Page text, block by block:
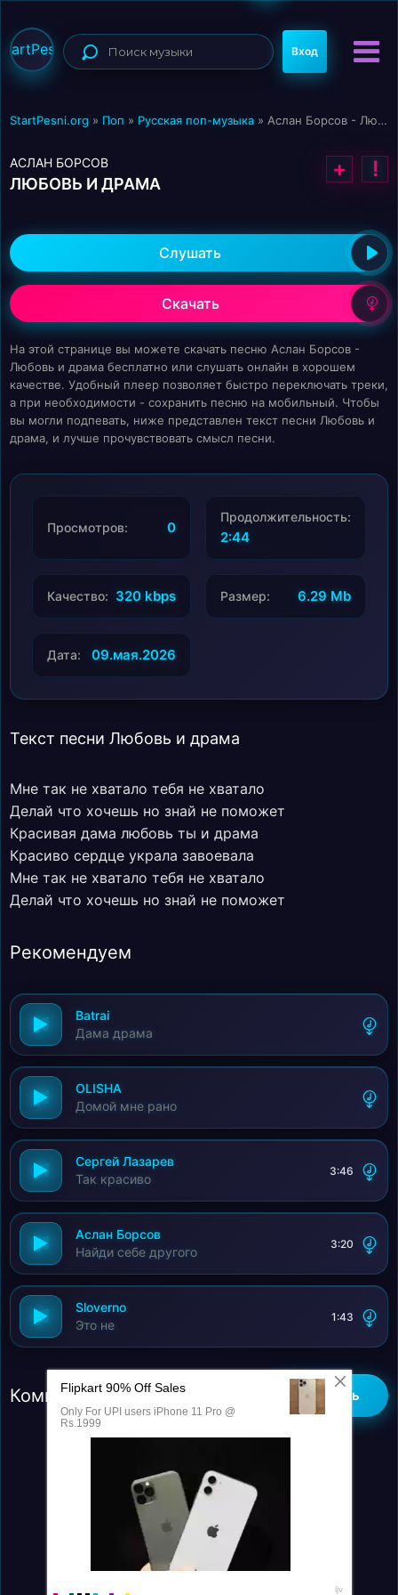
Вход
StartPesni.org » Поп » Русская поп-музыка » Аслан Борсов - Любовь и драма
АСЛАН БОРСОВ
ЛЮБОВЬ И ДРАМА
+ !
Слушать
Скачать
На этой странице вы можете скачать песню Аслан Борсов -
Любовь и драма бесплатно или слушать онлайн в хорошем
качестве. Удобный плеер позволяет быстро переключать треки,
а при необходимости - сохранить песню на мобильный. Чтобы
вы могли подпевать, ниже представлен текст песни Любовь и
драма, и лучше прочувствовать смысл песни.
Просмотров: 0
Продолжительность:
2:44
Качество: 320 kbps Размер: 6.29 Mb
Дата: 09.мая.2026
Текст песни Любовь и драма
Мне так не хватало тебя не хватало
Делай что хочешь но знай не поможет
Красивая дама любовь ты и драма
Красиво сердце украла завоевала
Мне так не хватало тебя не хватало
Делай что хочешь но знай не поможет
Рекомендуем
Batrai
Дама драма
OLISHA
Домой мне рано
Сергей Лазарев
Так красиво
3:46
Аслан Борсов
Найди себе другого
3:20
Sloverno
Это не
1:43
Комментарии (0) Добавить